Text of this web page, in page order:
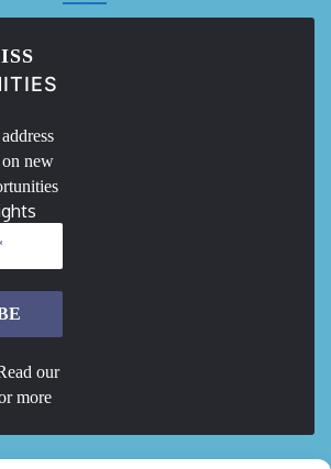
on new
our
more